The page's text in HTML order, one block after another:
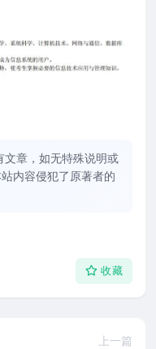
章，如无特殊说明或
内容侵犯了原著者的
收藏
上一篇